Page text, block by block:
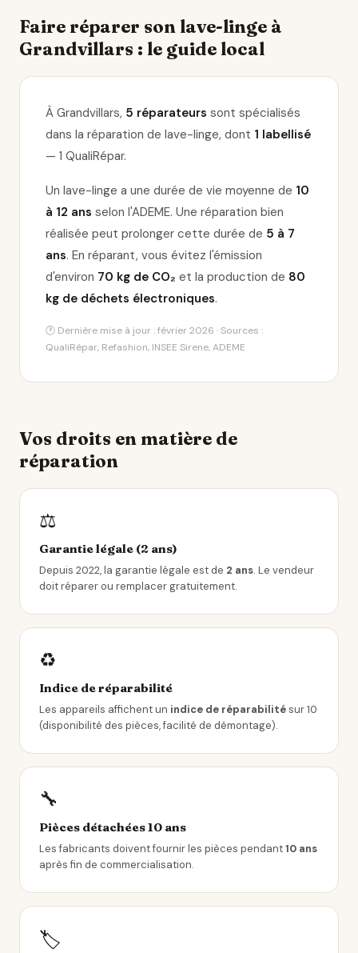
Faire réparer son lave-linge à
Grandvillars : le guide local
À Grandvillars, 5 réparateurs sont spécialisés
dans la réparation de lave-linge, dont 1 labellisé
— 1 QualiRépar.
Un lave-linge a une durée de vie moyenne de 10
à 12 ans selon l'ADEME. Une réparation bien
réalisée peut prolonger cette durée de 5 à 7
ans. En réparant, vous évitez l'émission
d'environ 70 kg de CO₂ et la production de 80
kg de déchets électroniques.
🕐 Dernière mise à jour : février 2026 · Sources :
QualiRépar, Refashion, INSEE Sirene, ADEME
Vos droits en matière de
réparation
⚖️
Garantie légale (2 ans)
Depuis 2022, la garantie légale est de 2 ans. Le vendeur
doit réparer ou remplacer gratuitement.
♻️
Indice de réparabilité
Les appareils affichent un indice de réparabilitésur 10
(disponibilité des pièces, facilité de démontage).
🔧
Pièces détachées 10 ans
Les fabricants doivent fournir les pièces pendant10 ans
après fin de commercialisation.
🏷️